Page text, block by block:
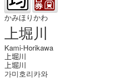
かみほりかわ
上堀川
Kami-Horikawa
上堀川
上堀川
가미호리카와